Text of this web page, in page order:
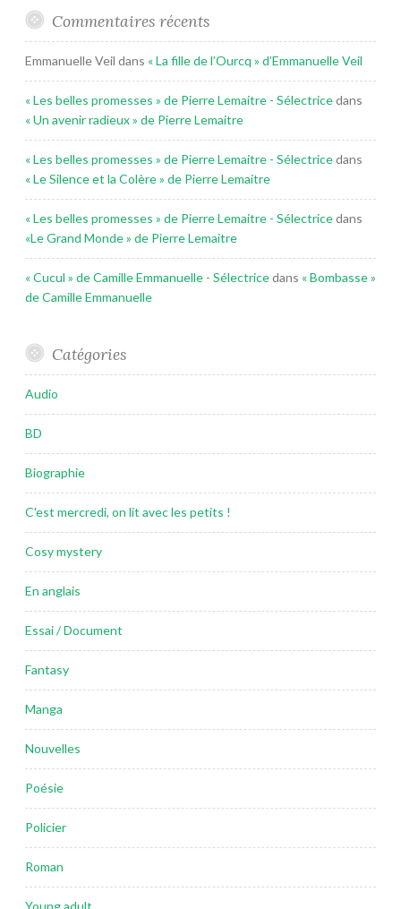
Commentaires récents
Emmanuelle Veil dans « La fille de l’Ourcq » d’Emmanuelle Veil
« Les belles promesses » de Pierre Lemaitre - Sélectricedans
« Un avenir radieux » de Pierre Lemaitre
« Les belles promesses » de Pierre Lemaitre - Sélectricedans
« Le Silence et la Colère » de Pierre Lemaitre
« Les belles promesses » de Pierre Lemaitre - Sélectricedans
«Le Grand Monde » de Pierre Lemaitre
« Cucul » de Camille Emmanuelle - Sélectricedans « Bombasse »
de Camille Emmanuelle
Catégories
Audio
BD
Biographie
C'est mercredi, on lit avec les petits !
Cosy mystery
En anglais
Essai / Document
Fantasy
Manga
Nouvelles
Poésie
Policier
Roman